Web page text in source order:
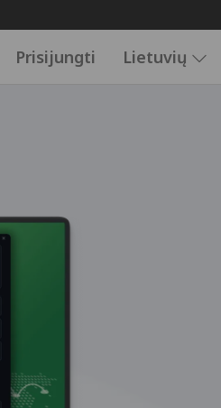
Prisijungti Lietuvių